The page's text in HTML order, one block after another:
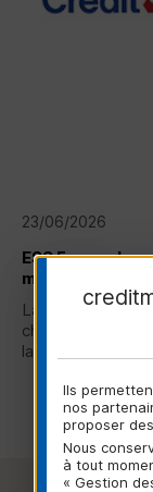
23/06/2026
ESSFrance
marque unique
La nouvelle
chambre
lancée ce 23 juin
Ils
nos
proposer
Nous
à tout
« Gestion